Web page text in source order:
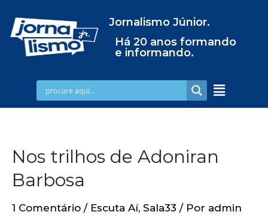
Jornalismo Júnior.
Há 20 anos formando
e informando.
Nos trilhos de Adoniran
Barbosa
1 Comentário / Escuta Aí, Sala33 / Por admin